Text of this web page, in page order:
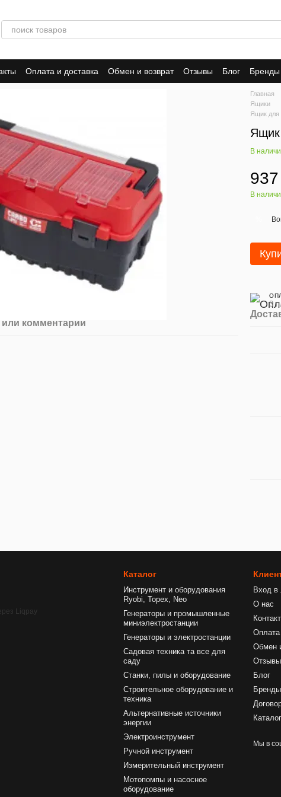
Оплата и доставка Обмен и возврат Отзывы Блог Бренды
комментарий
Главная
Ящики
Ящик для
Ящик
В
937
В
3
Каталог
Инструмент и оборудования
Ryobi, Topex, Neo
Генераторы и промышленные
миниэлектростанции
Генераторы и электростанции
Садовая техника та все для
саду
Станки, пилы и оборудование
Строительное оборудование и
техника
Альтернативные источники
энергии
Электроинструмент
Ручной инструмент
Измерительный инструмент
Мотопомпы и насосное
оборудование
Вход в
О нас
Оплата
Обмен
Отзывы
Блог
Бренды
Каталог
Мы в